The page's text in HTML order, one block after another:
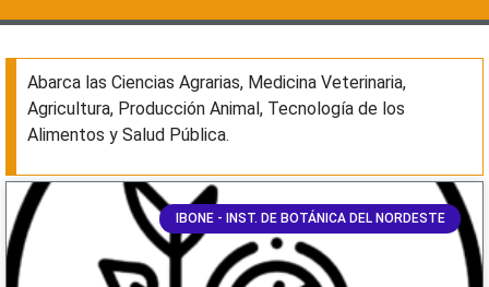
Abarca las Ciencias Agrarias, Medicina Veterinaria,
Agricultura, Producción Animal, Tecnología de los
Alimentos y Salud Pública.
IBONE - INST. DE BOTÁNICA DEL NORDESTE